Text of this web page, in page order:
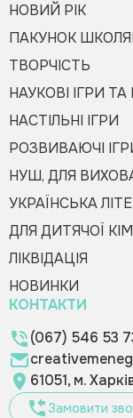
НОВИЙ РІК
ПАКУНОК
ТВОРЧІСТЬ
НАУКОВІ ІГРИ
НАСТІЛЬНІ ІГРИ
РОЗВИВАЮЧІ
НУШ, ДЛЯ
УКРАЇНСЬКА
ДЛЯ ДИТЯЧОЇ
ЛІКВІДАЦІЯ
НОВИНКИ
КОНТАКТИ
(067) 546 53
61051, м.
Замовити